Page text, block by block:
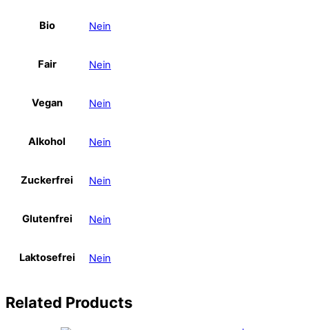
Bio Nein
Fair Nein
Vegan Nein
Alkohol Nein
Zuckerfrei Nein
Glutenfrei Nein
Laktosefrei Nein
Related Products